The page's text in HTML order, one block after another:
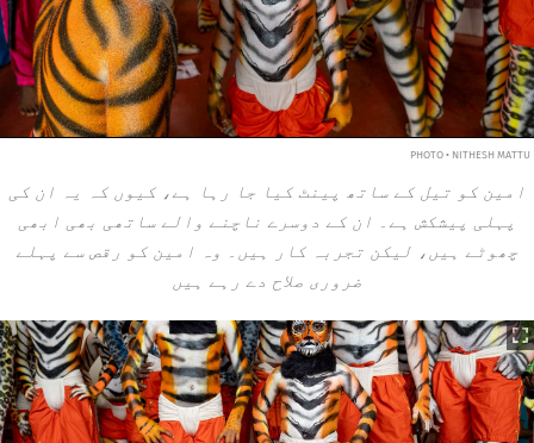
PHOTO • NITHESH MATTU
امین کو تیل کے ساتھ پینٹ کیا جا رہا ہے، کیوں کہ یہ ان کی
پہلی پیشکش ہے۔ ان کے دوسرے ناچنے والے ساتھی بھی ابھی
چھوٹے ہیں، لیکن تجربہ کار ہیں۔ وہ امین کو رقص سے پہلے
ضروری صلاح دے رہے ہیں